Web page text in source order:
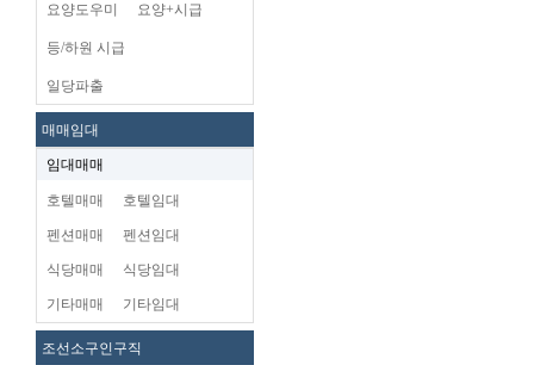
요양도우미 요양+시급
등/하원 시급
일당파출
매매임대
임대매매
호텔매매 호텔임대
펜션매매 펜션임대
식당매매 식당임대
기타매매 기타임대
조선소구인구직